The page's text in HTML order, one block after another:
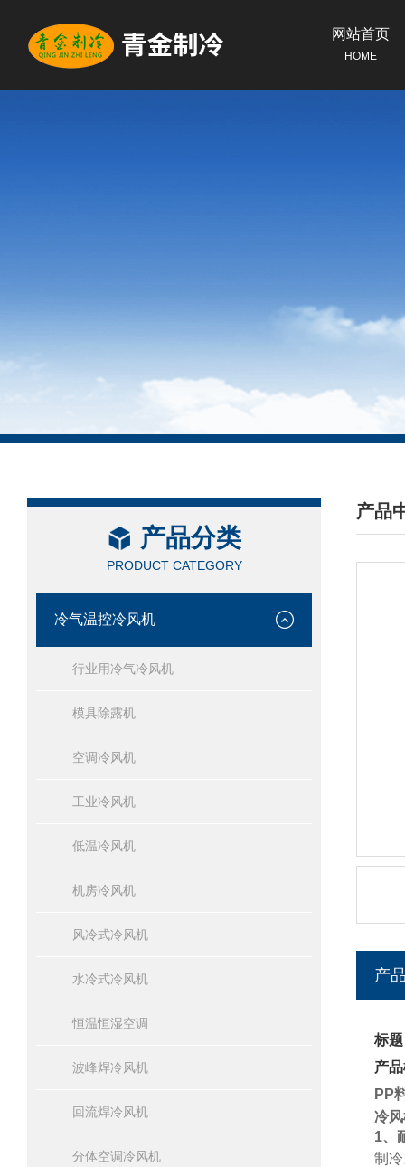
网站首页
HOME
产品分类
PRODUCT CATEGORY
冷气温控冷风机
行业用冷气冷风机
模具除露机
空调冷风机
工业冷风机
低温冷风机
机房冷风机
风冷式冷风机
水冷式冷风机
恒温恒湿空调
波峰焊冷风机
回流焊冷风机
分体空调冷风机
产品
/
产
标
产
PP
冷
1、
制